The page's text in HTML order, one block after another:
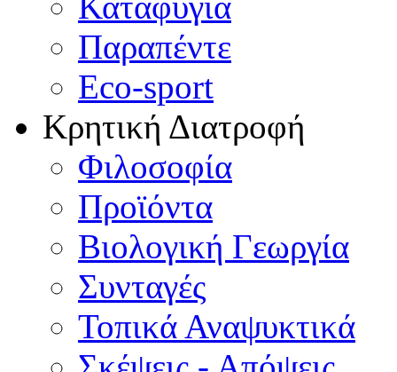
Παραπέντε
Eco-sport
Κρητική Διατροφή
Φιλοσοφία
Προϊόντα
Βιολογική Γεωργία
Συνταγές
Τοπικά Αναψυκτικά